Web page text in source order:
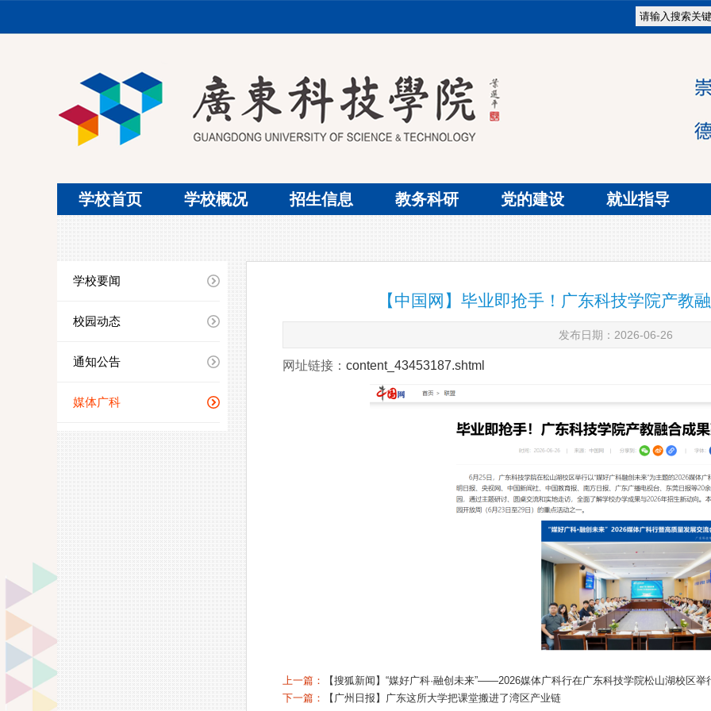
学校首页 学校概况 招生信息 教务科研 党的建设 就业指导
学校要闻
校园动态
通知公告
媒体广科
【中国网】毕业即抢手！广东科技学院产教
发布日期：2026-06-26
网址链接： content_43453187.shtml
上一篇：
【搜狐新闻】“媒好广科·融创未来”——2026媒体广科行在广东科技学院松山湖校区举
下一篇：
【广州日报】广东这所大学把课堂搬进了湾区产业链